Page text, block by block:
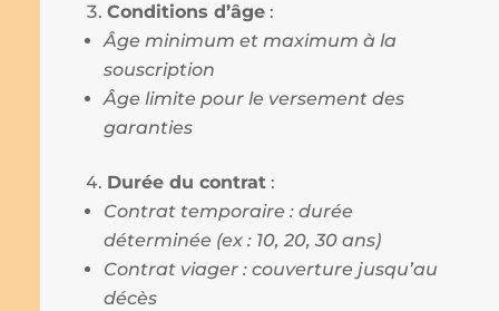
Conditions d’âge :
Âge minimum et maximum à la
souscription
Âge limite pour le versement des
garanties
Durée du contrat :
Contrat temporaire : durée
déterminée (ex : 10, 20, 30 ans)
Contrat viager : couverture jusqu’au
décès